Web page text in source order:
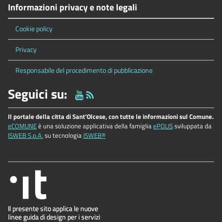
Informazioni privacy e note legali
Cookie policy
Privacy
Responsabile del procedimento di pubblicazione
Seguici su:
Il portale della citta di Sant'Olcese, con tutte le informazioni sul Comune.
eCOMUNEè una soluzione applicativa della famigliaePOLISsviluppata da
ISWEB S.p.A. su tecnologia ISWEB®